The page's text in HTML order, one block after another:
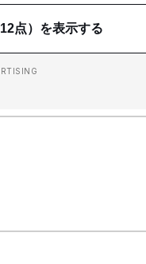
点）を表示する